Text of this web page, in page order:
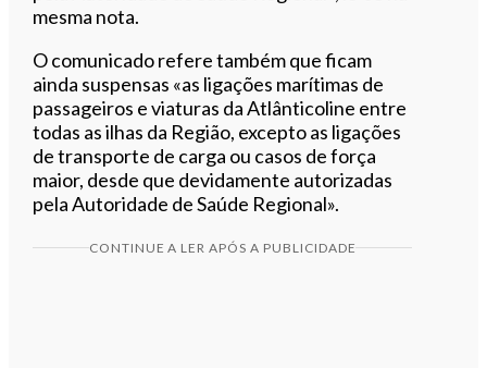
mesma nota.
O comunicado refere também que ficam
ainda suspensas «as ligações marítimas de
passageiros e viaturas da Atlânticoline entre
todas as ilhas da Região, excepto as ligações
de transporte de carga ou casos de força
maior, desde que devidamente autorizadas
pela Autoridade de Saúde Regional».
CONTINUE A LER APÓS A PUBLICIDADE